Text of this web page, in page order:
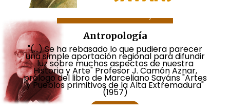
Antropología
"(...) Se ha rebasado lo que pudiera parecer
una simple aportación regional para difundir
luz sobre muchos aspectos de nuestra
Historia y Arte" Profesor J. Camón Aznar,
prólogo del libro de Marceliano Sayáns "Artes
y Pueblos primitivos de la Alta Extremadura"
(1957)